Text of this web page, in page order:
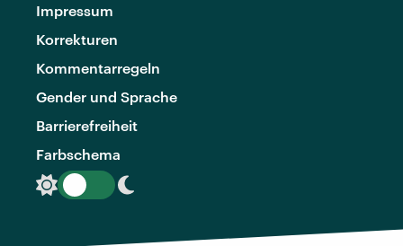
Impressum
Korrekturen
Kommentarregeln
Gender und Sprache
Barrierefreiheit
Farbschema